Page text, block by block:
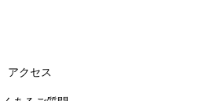
アクセス